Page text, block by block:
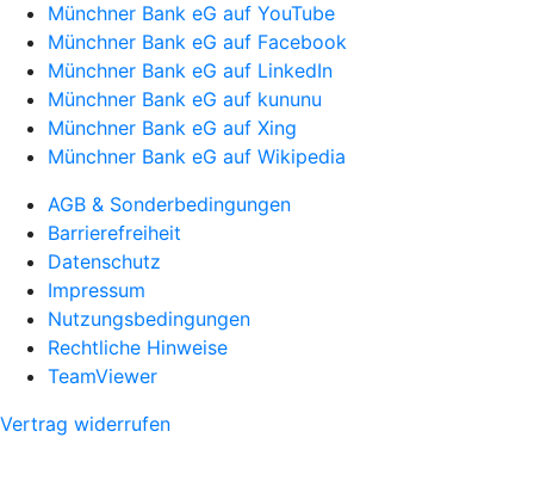
Münchner Bank eG auf YouTube
Münchner Bank eG auf Facebook
Münchner Bank eG auf LinkedIn
Münchner Bank eG auf kununu
Münchner Bank eG auf Xing
Münchner Bank eG auf Wikipedia
AGB & Sonderbedingungen
Barrierefreiheit
Datenschutz
Impressum
Nutzungsbedingungen
Rechtliche Hinweise
TeamViewer
Vertrag widerrufen